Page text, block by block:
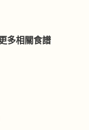
多相關食譜